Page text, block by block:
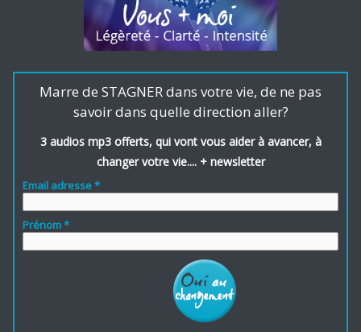
Marre de STAGNER dans votre vie, de ne pas
savoir dans quelle direction aller?
3 audios mp3 offerts, qui vont vous aider à avancer, à
changer votre vie.... + newsletter
Email adresse *
Prénom *